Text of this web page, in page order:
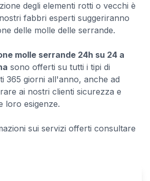
degli elementi rotti o vecchi è
fabbri esperti suggeriranno
delle molle delle serrande.
molle serrande 24h su 24 a
sono offerti su tutti i tipi di
365 giorni all'anno, anche ad
ai nostri clienti sicurezza e
loro esigenze.
sui servizi offerti consultare